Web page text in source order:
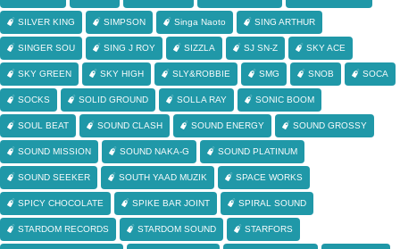
SILVER KING SIMPSON Singa Naoto SING ARTHUR
SINGER SOU SING J ROY SIZZLA SJ SN-Z SKY ACE
SKY GREEN SKY HIGH SLY&ROBBIE SMG SNOB SOCA
SOCKS SOLID GROUND SOLLA RAY SONIC BOOM
SOUL BEAT SOUND CLASH SOUND ENERGY SOUND GROSSY
SOUND MISSION SOUND NAKA-G SOUND PLATINUM
SOUND SEEKER SOUTH YAAD MUZIK SPACE WORKS
SPICY CHOCOLATE SPIKE BAR JOINT SPIRAL SOUND
STARDOM RECORDS STARDOM SOUND STARFORS